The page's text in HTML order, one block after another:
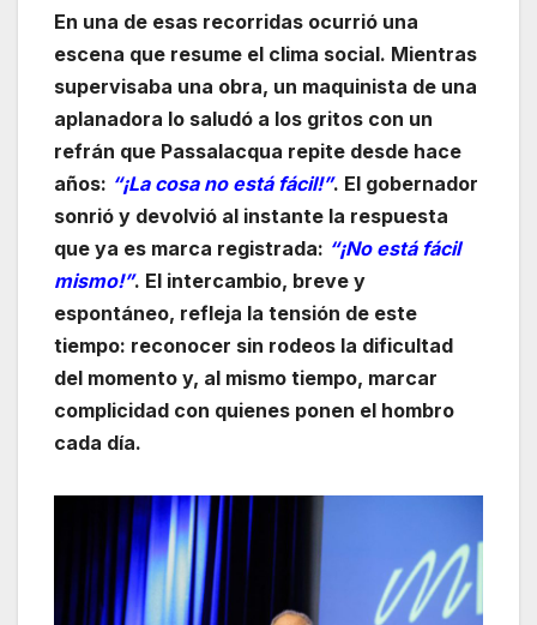
En una de esas recorridas ocurrió una
escena que resume el clima social. Mientras
supervisaba una obra, un maquinista de una
aplanadora lo saludó a los gritos con un
refrán que Passalacqua repite desde hace
años: “¡La cosa no está fácil!”. El gobernador
sonrió y devolvió al instante la respuesta
que ya es marca registrada: “¡No está fácil
mismo!”. El intercambio, breve y
espontáneo, refleja la tensión de este
tiempo: reconocer sin rodeos la dificultad
del momento y, al mismo tiempo, marcar
complicidad con quienes ponen el hombro
cada día.